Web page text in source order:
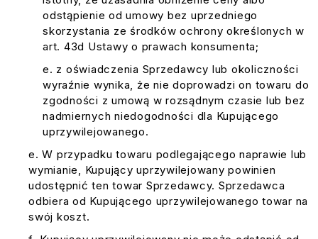
odstąpienie od umowy bez uprzedniego
skorzystania ze środków ochrony określonych w
art. 43d Ustawy o prawach konsumenta;
z oświadczenia Sprzedawcy lub okoliczności
wyraźnie wynika, że nie doprowadzi on towaru do
zgodności z umową w rozsądnym czasie lub bez
nadmiernych niedogodności dla Kupującego
uprzywilejowanego.
W przypadku towaru podlegającego naprawie lub
wymianie, Kupujący uprzywilejowany powinien
udostępnić ten towar Sprzedawcy. Sprzedawca
odbiera od Kupującego uprzywilejowanego towar na
swój koszt.